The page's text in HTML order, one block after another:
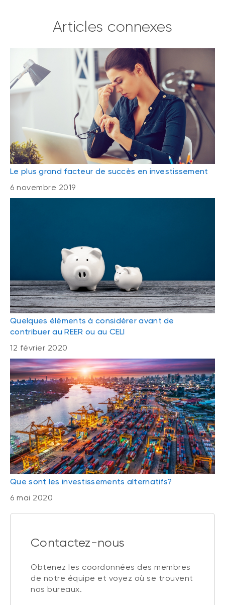
Articles connexes
Le plus grand facteur de succès en investissement
6 novembre 2019
Quelques éléments à considérer avant de
contribuer au REER ou au CELI
12 février 2020
Que sont les investissements alternatifs?
6 mai 2020
Contactez-nous
Obtenez les coordonnées des membres
de notre équipe et voyez où se trouvent
nos bureaux.